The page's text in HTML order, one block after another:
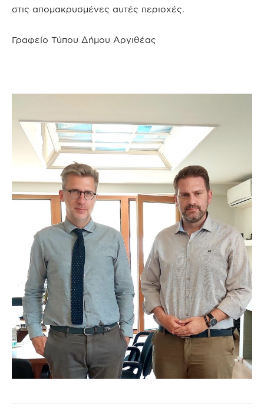
στις απομακρυσμένες αυτές περιοχές.
Γραφείο Τύπου Δήμου Αργιθέας